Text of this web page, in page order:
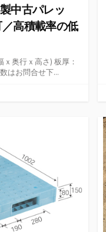
製中古パレッ
高積載率の低
奥行ｘ高さ) 板厚：
はお問合せ下...